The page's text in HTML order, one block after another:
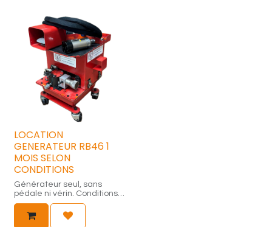
LOCATION
GENERATEUR RB46 1
MOIS SELON
CONDITIONS
Générateur seul, sans
pédale ni vérin. Conditions
spécifiées sur contrat de
location séparé.